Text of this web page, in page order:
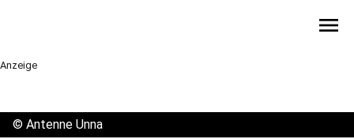
menu
Anzeige
© Antenne Unna